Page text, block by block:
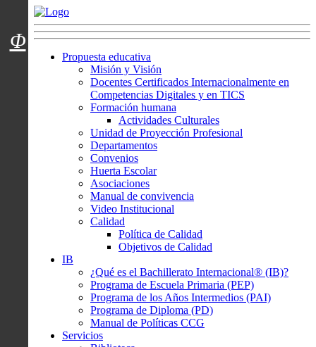
Menú usuarios
Propuesta educativa
Misión y Visión
Docentes Certificados Internacionalmente en
Competencias Digitales y en TICS
Formación humana
Actividades Culturales
Unidad de Proyección Profesional
Departamentos
Convenios
Huerta Escolar
Asociaciones
Manual de convivencia
Video Institucional
Calidad
Política de Calidad
Objetivos de Calidad
IB
¿Qué es el Bachillerato Internacional® (IB)?
Programa de Escuela Primaria (PEP)
Programa de los Años Intermedios (PAI)
Programa de Diploma (PD)
Manual de Políticas CCG
Servicios
Φ